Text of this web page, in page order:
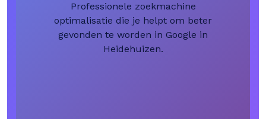
Professionele zoekmachine
optimalisatie die je helpt om beter
gevonden te worden in Google in
Heidehuizen.